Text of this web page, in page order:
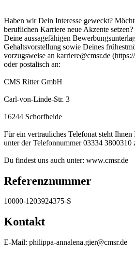
Haben wir Dein Interesse geweckt?
beruflichen Karriere neue Akzente
Deine aussagefähigen
Gehaltsvorstellung sowie Deines
vorzugsweise an karriere@cmsr.de
oder postalisch an:
CMS Ritter GmbH
Carl-von-Linde-Str. 3
16244 Schorfheide
Für ein vertrauliches Telefonat steht Ihnen
unter der Telefonnummer 03334 3800310
Du findest uns auch unter: www.cmsr.de
Referenznummer
10000-1203924375-S
Kontakt
E-Mail: philippa-annalena.gier@cmsr.de